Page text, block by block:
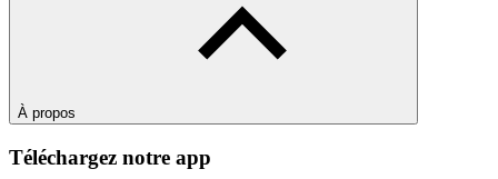
À propos
Téléchargez notre app